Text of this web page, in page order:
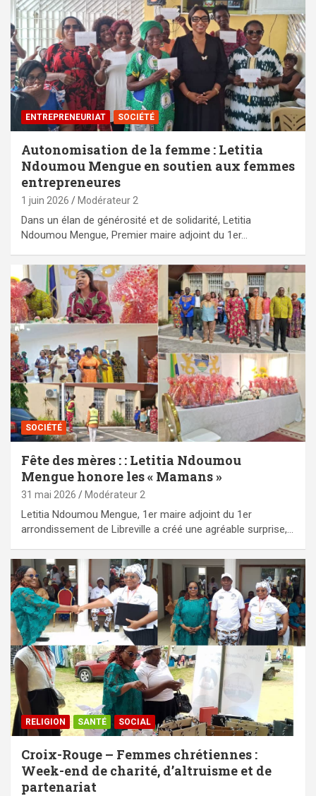
ENTREPRENEURIAT SOCIÉTÉ
Autonomisation de la femme : Letitia
Ndoumou Mengue en soutien aux femmes
entrepreneures
1 juin 2026 Modérateur 2
Dans un élan de générosité et de solidarité, Letitia
Ndoumou Mengue, Premier maire adjoint du 1er…
SOCIÉTÉ
Fête des mères : : Letitia Ndoumou
Mengue honore les « Mamans »
31 mai 2026 Modérateur 2
Letitia Ndoumou Mengue, 1er maire adjoint du 1er
arrondissement de Libreville a créé une agréable surprise,…
RELIGION SANTÉ SOCIAL
Croix-Rouge – Femmes chrétiennes :
Week-end de charité, d’altruisme et de
partenariat